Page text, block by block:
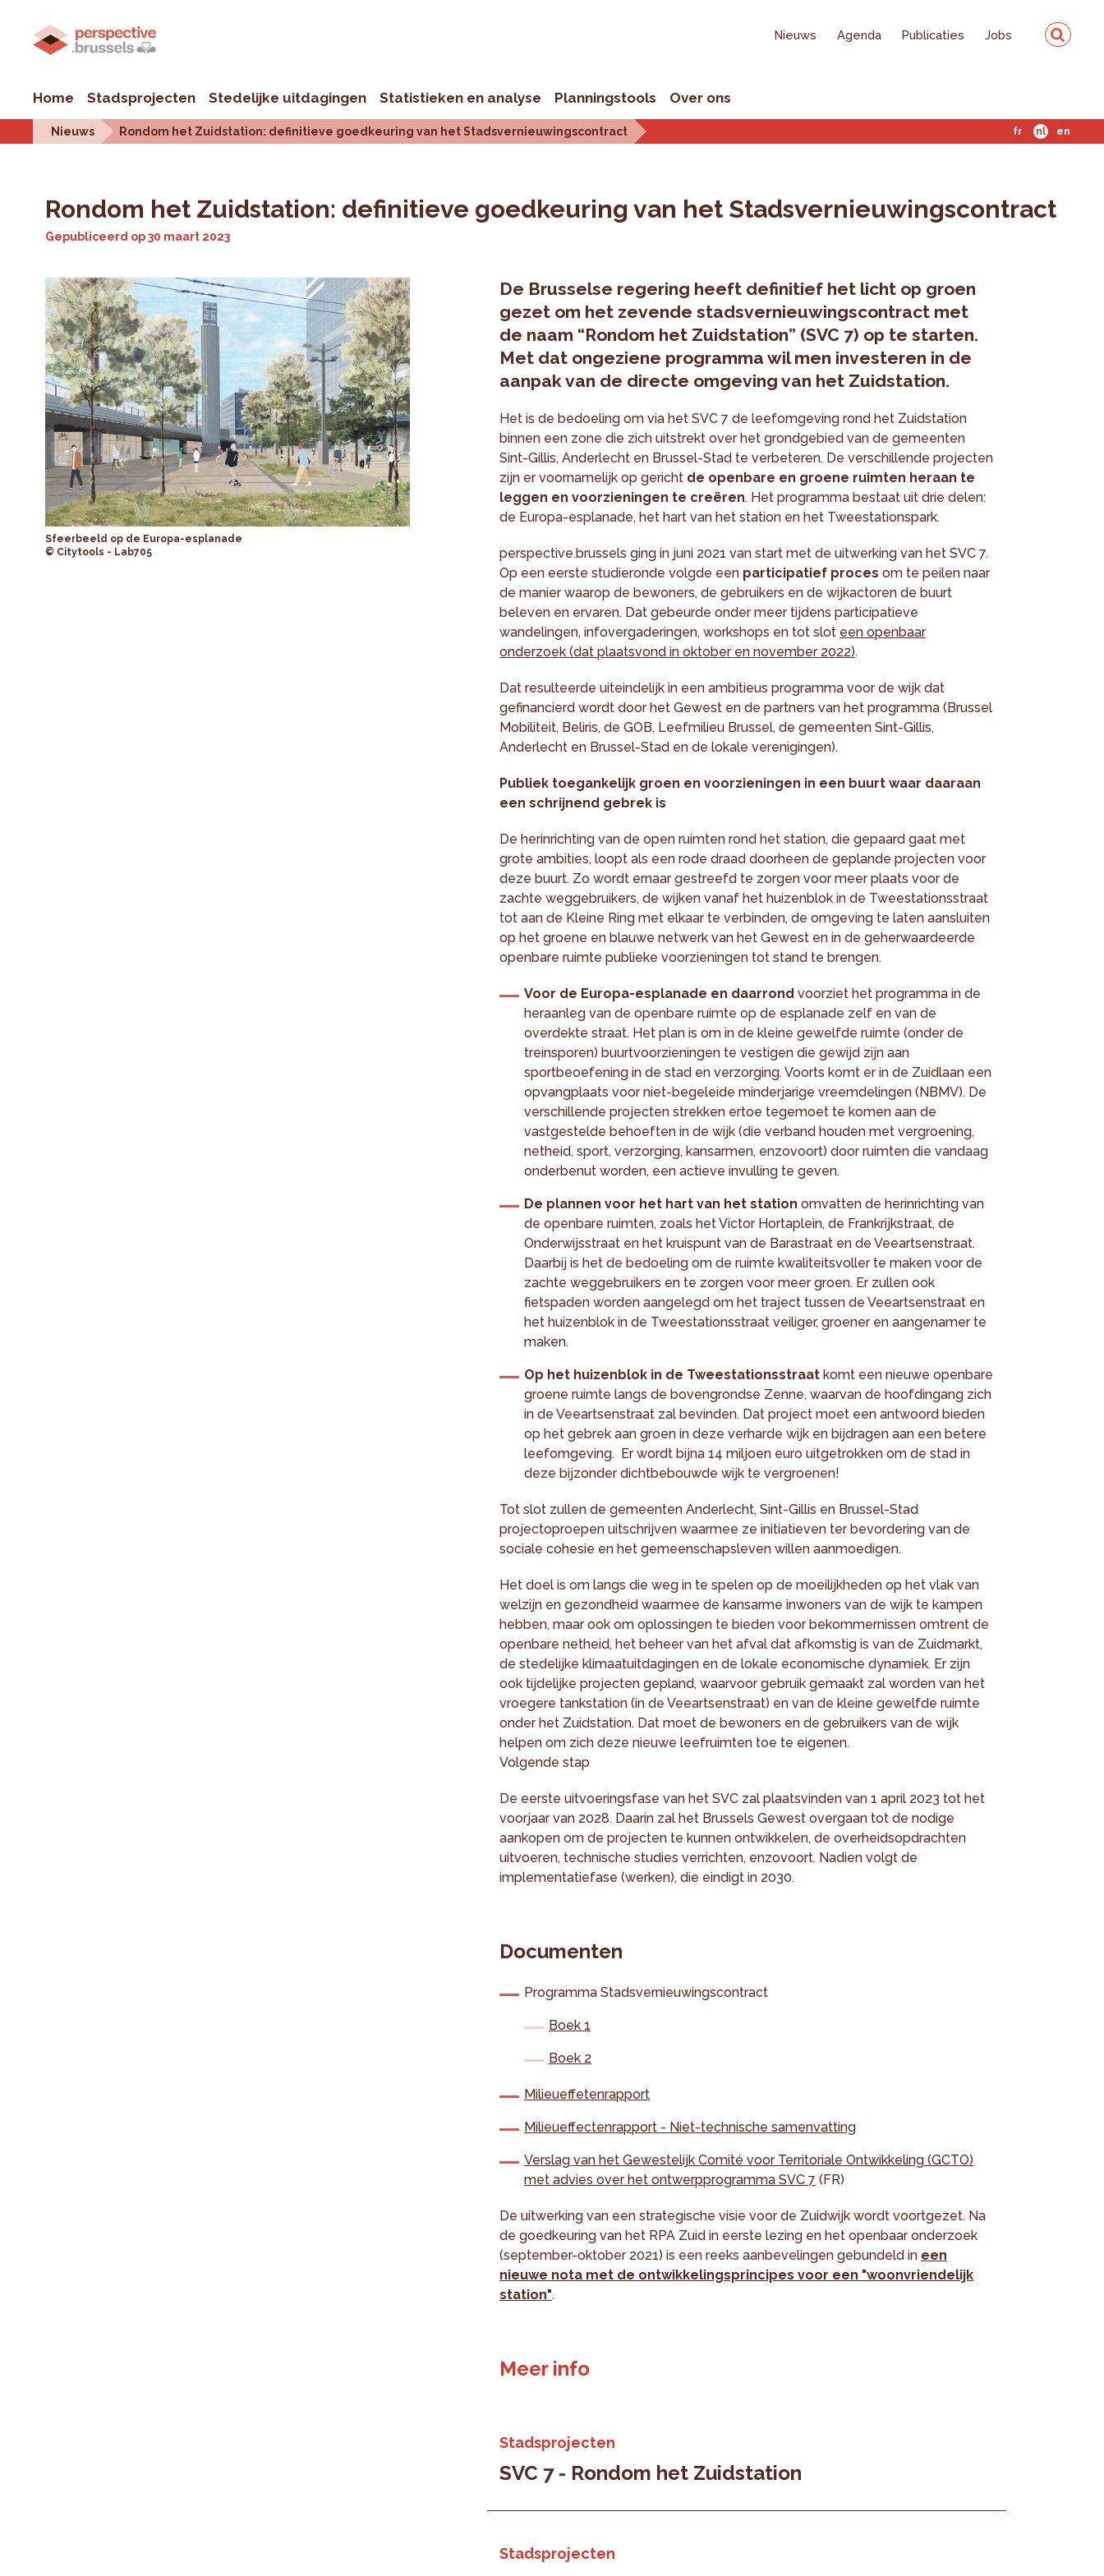
Nieuws Agenda Publicaties Jobs
Home Stadsprojecten Stedelijke uitdagingen Statistieken en analyse Planningstools Over ons
Nieuws Rondom het Zuidstation: definitieve goedkeuring van het Stadsvernieuwingscontract fr nl en
Rondom het Zuidstation: definitieve goedkeuring van het Stadsvernieuwingscontract
Gepubliceerd op30 maart 2023
Sfeerbeeld op de Europa-esplanade
© Citytools - Lab705
De Brusselse regering heeft definitief het licht op groen
gezet om het zevende stadsvernieuwingscontract met
de naam “Rondom het Zuidstation” (SVC 7) op te starten.
Met dat ongeziene programma wil men investeren in de
aanpak van de directe omgeving van het Zuidstation.
Het is de bedoeling om via het SVC 7 de leefomgeving rond het Zuidstation
binnen een zone die zich uitstrekt over het grondgebied van de gemeenten
Sint-Gillis, Anderlecht en Brussel-Stad te verbeteren. De verschillende projecten
zijn er voornamelijk op gericht de openbare en groene ruimten heraan te
leggen en voorzieningen te creëren. Het programma bestaat uit drie delen:
de Europa-esplanade, het hart van het station en het Tweestationspark.
perspective.brussels ging in juni 2021 van start met de uitwerking van het SVC 7.
Op een eerste studieronde volgde een participatief proces om te peilen naar
de manier waarop de bewoners, de gebruikers en de wijkactoren de buurt
beleven en ervaren. Dat gebeurde onder meer tijdens participatieve
wandelingen, infovergaderingen, workshops en tot slot een openbaar
onderzoek (dat plaatsvond in oktober en november 2022).
Dat resulteerde uiteindelijk in een ambitieus programma voor de wijk dat
gefinancierd wordt door het Gewest en de partners van het programma (Brussel
Mobiliteit, Beliris, de GOB, Leefmilieu Brussel, de gemeenten Sint-Gillis,
Anderlecht en Brussel-Stad en de lokale verenigingen).
Publiek toegankelijk groen en voorzieningen in een buurt waar daaraan
een schrijnend gebrek is
De herinrichting van de open ruimten rond het station, die gepaard gaat met
grote ambities, loopt als een rode draad doorheen de geplande projecten voor
deze buurt. Zo wordt ernaar gestreefd te zorgen voor meer plaats voor de
zachte weggebruikers, de wijken vanaf het huizenblok in de Tweestationsstraat
tot aan de Kleine Ring met elkaar te verbinden, de omgeving te laten aansluiten
op het groene en blauwe netwerk van het Gewest en in de geherwaardeerde
openbare ruimte publieke voorzieningen tot stand te brengen.
Voor de Europa-esplanade en daarrond voorziet het programma in de
heraanleg van de openbare ruimte op de esplanade zelf en van de
overdekte straat. Het plan is om in de kleine gewelfde ruimte (onder de
treinsporen) buurtvoorzieningen te vestigen die gewijd zijn aan
sportbeoefening in de stad en verzorging. Voorts komt er in de Zuidlaan een
opvangplaats voor niet-begeleide minderjarige vreemdelingen (NBMV). De
verschillende projecten strekken ertoe tegemoet te komen aan de
vastgestelde behoeften in de wijk (die verband houden met vergroening,
netheid, sport, verzorging, kansarmen, enzovoort) door ruimten die vandaag
onderbenut worden, een actieve invulling te geven.
De plannen voor het hart van het station omvatten de herinrichting van
de openbare ruimten, zoals het Victor Hortaplein, de Frankrijkstraat, de
Onderwijsstraat en het kruispunt van de Barastraat en de Veeartsenstraat.
Daarbij is het de bedoeling om de ruimte kwaliteitsvoller te maken voor de
zachte weggebruikers en te zorgen voor meer groen. Er zullen ook
fietspaden worden aangelegd om het traject tussen de Veeartsenstraat en
het huizenblok in de Tweestationsstraat veiliger, groener en aangenamer te
maken.
Op het huizenblok in de Tweestationsstraat komt een nieuwe openbare
groene ruimte langs de bovengrondse Zenne, waarvan de hoofdingang zich
in de Veeartsenstraat zal bevinden. Dat project moet een antwoord bieden
op het gebrek aan groen in deze verharde wijk en bijdragen aan een betere
leefomgeving. Er wordt bijna 14 miljoen euro uitgetrokken om de stad in
deze bijzonder dichtbebouwde wijk te vergroenen!
Tot slot zullen de gemeenten Anderlecht, Sint-Gillis en Brussel-Stad
projectoproepen uitschrijven waarmee ze initiatieven ter bevordering van de
sociale cohesie en het gemeenschapsleven willen aanmoedigen.
Het doel is om langs die weg in te spelen op de moeilijkheden op het vlak van
welzijn en gezondheid waarmee de kansarme inwoners van de wijk te kampen
hebben, maar ook om oplossingen te bieden voor bekommernissen omtrent de
openbare netheid, het beheer van het afval dat afkomstig is van de Zuidmarkt,
de stedelijke klimaatuitdagingen en de lokale economische dynamiek. Er zijn
ook tijdelijke projecten gepland, waarvoor gebruik gemaakt zal worden van het
vroegere tankstation (in de Veeartsenstraat) en van de kleine gewelfde ruimte
onder het Zuidstation. Dat moet de bewoners en de gebruikers van de wijk
helpen om zich deze nieuwe leefruimten toe te eigenen.
Volgende stap
De eerste uitvoeringsfase van het SVC zal plaatsvinden van 1 april 2023 tot het
voorjaar van 2028. Daarin zal het Brussels Gewest overgaan tot de nodige
aankopen om de projecten te kunnen ontwikkelen, de overheidsopdrachten
uitvoeren, technische studies verrichten, enzovoort. Nadien volgt de
implementatiefase (werken), die eindigt in 2030.
Documenten
Programma Stadsvernieuwingscontract
Boek 1
Boek 2
Milieueffetenrapport
Milieueffectenrapport - Niet-technische samenvatting
Verslag van het Gewestelijk Comité voor Territoriale Ontwikkeling (GCTO)
met advies over het ontwerpprogramma SVC 7 (FR)
De uitwerking van een strategische visie voor de Zuidwijk wordt voortgezet. Na
de goedkeuring van het RPA Zuid in eerste lezing en het openbaar onderzoek
(september-oktober 2021) is een reeks aanbevelingen gebundeld in een
nieuwe nota met de ontwikkelingsprincipes voor een "woonvriendelijk
station".
Meer info
Stadsprojecten
SVC 7 - Rondom het Zuidstation
Stadsprojecten